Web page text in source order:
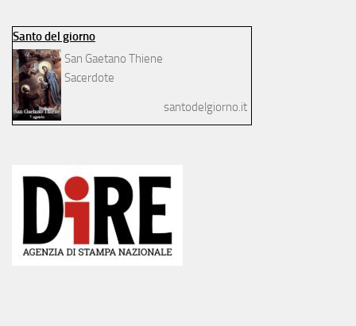
Santo del giorno
San Gaetano Thiene
Sacerdote
santodelgiorno.it